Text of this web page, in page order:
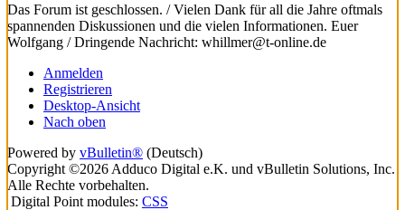
Das Forum ist geschlossen. / Vielen Dank für all die Jahre oftmals
spannenden Diskussionen und die vielen Informationen. Euer
Wolfgang / Dringende Nachricht: whillmer@t-online.de
Anmelden
Registrieren
Desktop-Ansicht
Nach oben
Powered by vBulletin® (Deutsch)
Copyright ©2026 Adduco Digital e.K. und vBulletin Solutions, Inc.
Alle Rechte vorbehalten.
Digital Point modules: CSS